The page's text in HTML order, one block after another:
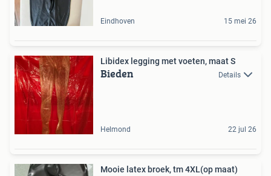
Eindhoven 15 mei 26
Libidex legging met voeten, maat S
Bieden Details
Helmond 22 jul 26
Mooie latex broek, tm 4XL(op maat)